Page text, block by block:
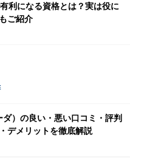
利になる資格とは？実は役に
ご紹介
）の良い・悪い口コミ・評判
デメリットを徹底解説